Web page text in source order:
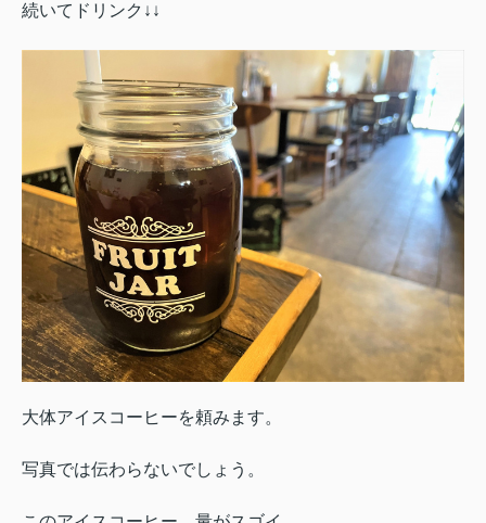
続いてドリンク↓↓
大体アイスコーヒーを頼みます。
写真では伝わらないでしょう。